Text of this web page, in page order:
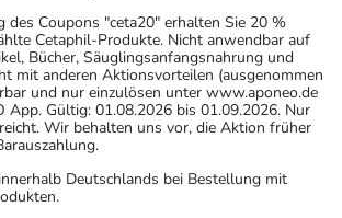
des Coupons "ceta20" erhalten Sie 20 %
Cetaphil-Produkte. Nicht anwendbar auf
Bücher, Säuglingsanfangsnahrung und
mit anderen Aktionsvorteilen (ausgenommen
und nur einzulösen unter www.aponeo.de
App. Gültig: 01.08.2026 bis 01.09.2026. Nur
Wir behalten uns vor, die Aktion früher
Deutschlands bei Bestellung mit